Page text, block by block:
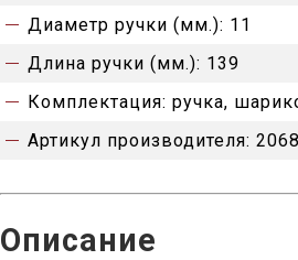
Диаметр ручки (мм.): 11
Длина ручки (мм.): 139
Комплектация: ручка,
Артикул производителя:
Описание